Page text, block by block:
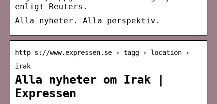
enligt Reuters.
Alla nyheter. Alla perspektiv.
http s://www.expressen.se › tagg › location ›
irak
Alla nyheter om Irak |
Expressen